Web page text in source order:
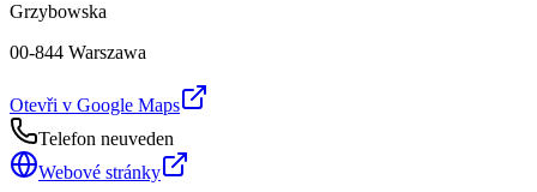
Grzybowska
00-844 Warszawa
Otevři v Google Maps
Telefon neuveden
Webové stránky